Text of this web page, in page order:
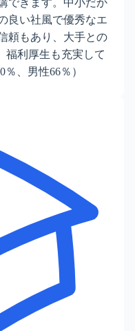
できます。中小だか
良い社風で優秀なエ
頼もあり、大手との
福利厚生も充実して
、男性66％）